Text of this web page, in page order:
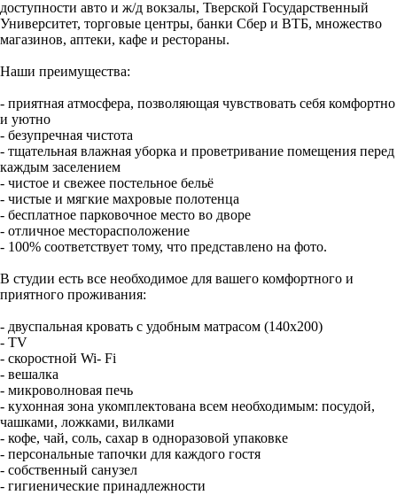
доступности авто и ж/д вокзалы, Тверской Государственный
Университет, торговые центры, банки Сбер и ВТБ, множество
магазинов, аптеки, кафе и рестораны.
Наши преимущества:
- приятная атмосфера, позволяющая чувствовать себя комфортно
и уютно
- безупречная чистота
- тщательная влажная уборка и проветривание помещения перед
каждым заселением
- чистое и свежее постельное бельё
- чистые и мягкие махровые полотенца
- бесплатное парковочное место во дворе
- отличное месторасположение
- 100% соответствует тому, что представлено на фото.
В студии есть все необходимое для вашего комфортного и
приятного проживания:
- двуспальная кровать с удобным матрасом (140x200)
- TV
- скоростной Wi- Fi
- вешалка
- микроволновая печь
- кухонная зона укомплектована всем необходимым: посудой,
чашками, ложками, вилками
- кофе, чай, соль, сахар в одноразовой упаковке
- персональные тапочки для каждого гостя
- собственный санузел
- гигиенические принадлежности